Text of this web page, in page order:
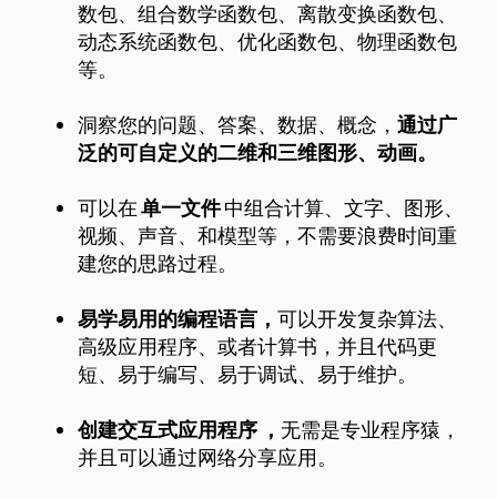
数包、组合数学函数包、离散变换函数包、
动态系统函数包、优化函数包、物理函数包
等。
洞察您的问题、答案、数据、概念， 通过广
泛的可自定义的二维和三维图形、动画。
可以在单一文件中组合计算、文字、图形、
视频、声音、和模型等，不需要浪费时间重
建您的思路过程。
易学易用的编程语言， 可以开发复杂算法、
高级应用程序、或者计算书，并且代码更
短、易于编写、易于调试、易于维护。
创建交互式应用程序 ， 无需是专业程序猿，
并且可以通过网络分享应用。